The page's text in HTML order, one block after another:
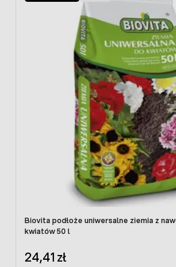
Biovita podłoże uniwersalne ziemia z
kwiatów 50 l
24,41 zł